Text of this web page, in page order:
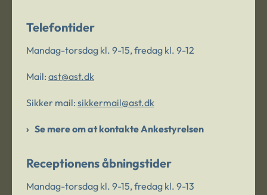
Telefontider
Mandag-torsdag kl. 9-15, fredag kl. 9-12
Mail: ast@ast.dk
Sikker mail: sikkermail@ast.dk
Se mere om at kontakte Ankestyrelsen
Receptionens åbningstider
Mandag-torsdag kl. 9-15, fredag kl. 9-13